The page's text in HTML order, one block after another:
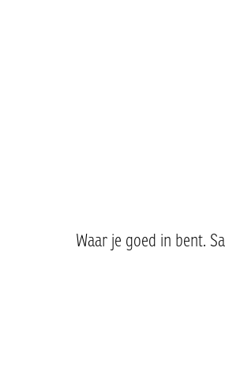
Waar je goed in bent.